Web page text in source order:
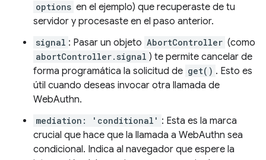
options en el ejemplo) que recuperaste de tu
servidor y procesaste en el paso anterior.
signal : Pasar un objeto AbortController (como
abortController.signal ) te permite cancelar de
forma programática la solicitud de get() . Esto es
útil cuando deseas invocar otra llamada de
WebAuthn.
mediation: 'conditional' : Esta es la marca
crucial que hace que la llamada a WebAuthn sea
condicional. Indica al navegador que espere la